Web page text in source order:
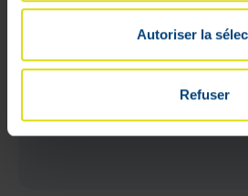
Autoriser la
Refuser
Pet Phos Canin Vital
M'avertir